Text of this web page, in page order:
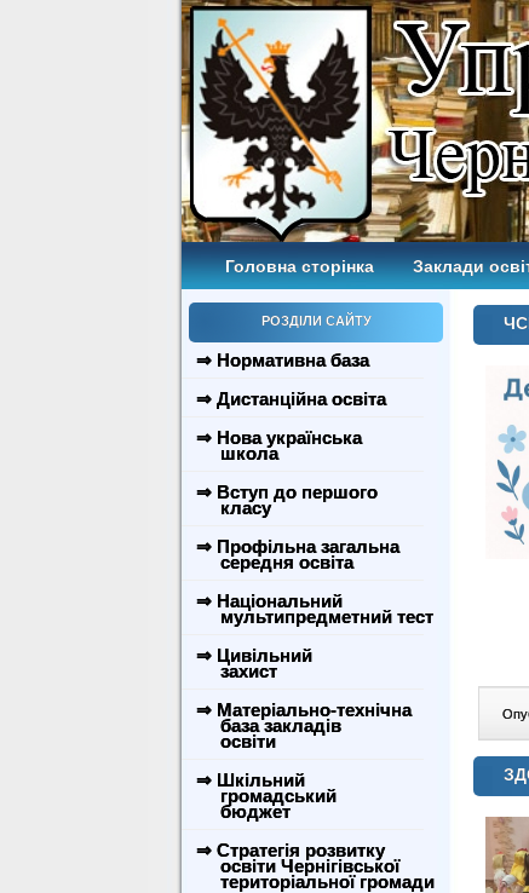
Головна сторінка Заклади
РОЗДІЛИ САЙТУ
⇒ Нормативна база
⇒ Дистанційна освіта
⇒ Нова українська
школа
⇒ Вступ до першого
класу
⇒ Профільна загальна
середня освіта
⇒ Національний
мультипредметний тест
⇒ Цивільний
захист
⇒ Матеріально-технічна
база закладів
освіти
⇒ Шкільний
громадський
бюджет
⇒ Стратегія розвитку
освіти Чернігівської
територіальної громади